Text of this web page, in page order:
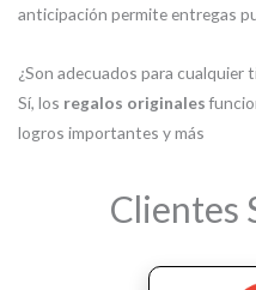
anticipación permite entregas
¿Son adecuados para cualquier
Sí, los regalos originales
logros importantes y más
Clientes